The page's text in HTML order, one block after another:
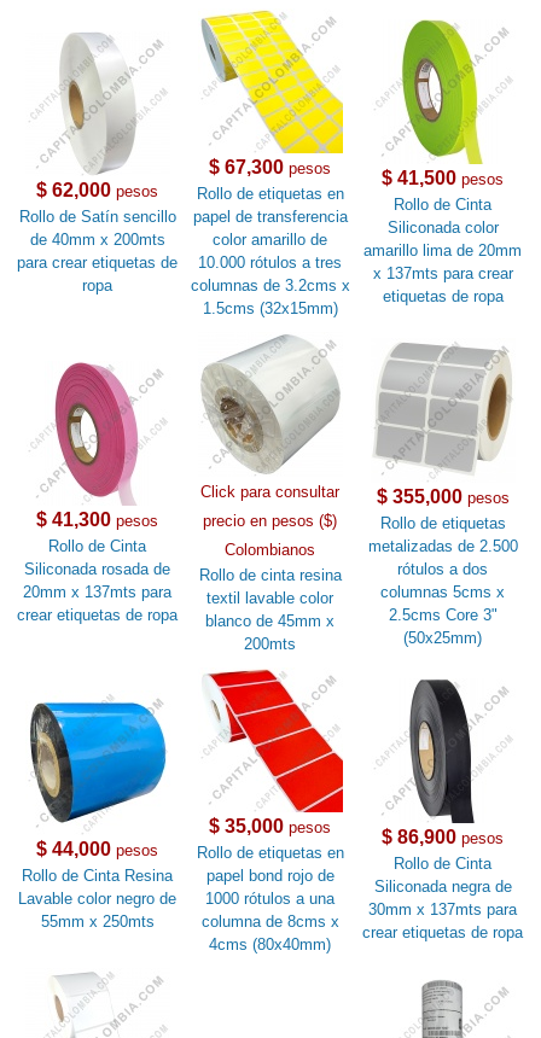
$ 62,000 pesos
Rollo de Satín sencillo
de 40mm x 200mts
para crear etiquetas de
ropa
$ 67,300 pesos
Rollo de etiquetas en
papel de transferencia
color amarillo de
10.000 rótulos a tres
columnas de 3.2cms x
1.5cms (32x15mm)
$ 41,500 pesos
Rollo de Cinta
Siliconada color
amarillo lima de 20mm
x 137mts para crear
etiquetas de ropa
$ 41,300 pesos
Rollo de Cinta
Siliconada rosada de
20mm x 137mts para
crear etiquetas de ropa
Click para consultar
precio en pesos ($)
Colombianos
Rollo de cinta resina
textil lavable color
blanco de 45mm x
200mts
$ 355,000pesos
Rollo de etiquetas
metalizadas de 2.500
rótulos a dos
columnas 5cms x
2.5cms Core 3"
(50x25mm)
$ 44,000 pesos
Rollo de Cinta Resina
Lavable color negro de
55mm x 250mts
$ 35,000 pesos
Rollo de etiquetas en
papel bond rojo de
1000 rótulos a una
columna de 8cms x
4cms (80x40mm)
$ 86,900 pesos
Rollo de Cinta
Siliconada negra de
30mm x 137mts para
crear etiquetas de ropa